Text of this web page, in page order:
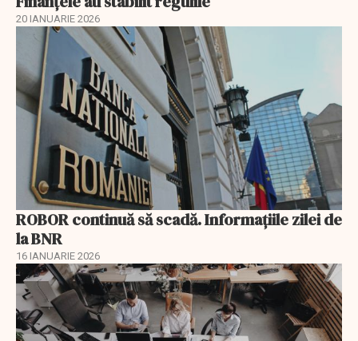
20 IANUARIE 2026
ROBOR continuă să scadă. Informaţiile zilei de
la BNR
16 IANUARIE 2026